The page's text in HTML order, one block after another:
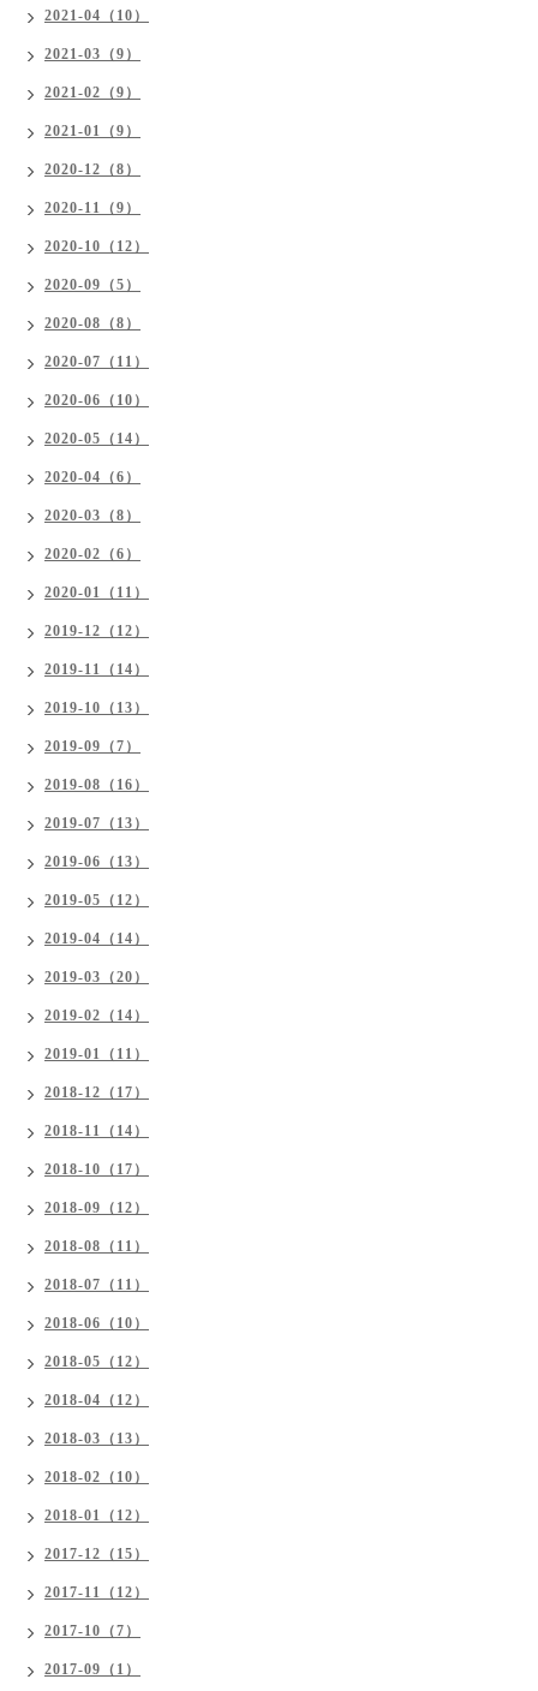
2021-04（10）
2021-03（9）
2021-02（9）
2021-01（9）
2020-12（8）
2020-11（9）
2020-10（12）
2020-09（5）
2020-08（8）
2020-07（11）
2020-06（10）
2020-05（14）
2020-04（6）
2020-03（8）
2020-02（6）
2020-01（11）
2019-12（12）
2019-11（14）
2019-10（13）
2019-09（7）
2019-08（16）
2019-07（13）
2019-06（13）
2019-05（12）
2019-04（14）
2019-03（20）
2019-02（14）
2019-01（11）
2018-12（17）
2018-11（14）
2018-10（17）
2018-09（12）
2018-08（11）
2018-07（11）
2018-06（10）
2018-05（12）
2018-04（12）
2018-03（13）
2018-02（10）
2018-01（12）
2017-12（15）
2017-11（12）
2017-10（7）
2017-09（1）